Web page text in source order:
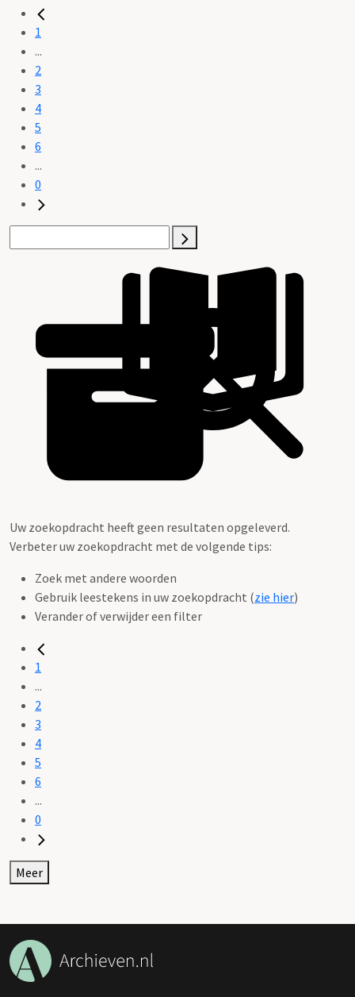
1
...
2
3
4
5
6
...
0
Uw zoekopdracht heeft geen resultaten opgeleverd.
Verbeter uw zoekopdracht met de volgende tips:
Zoek met andere woorden
Gebruik leestekens in uw zoekopdracht (zie hier)
Verander of verwijder een filter
1
...
2
3
4
5
6
...
0
Meer